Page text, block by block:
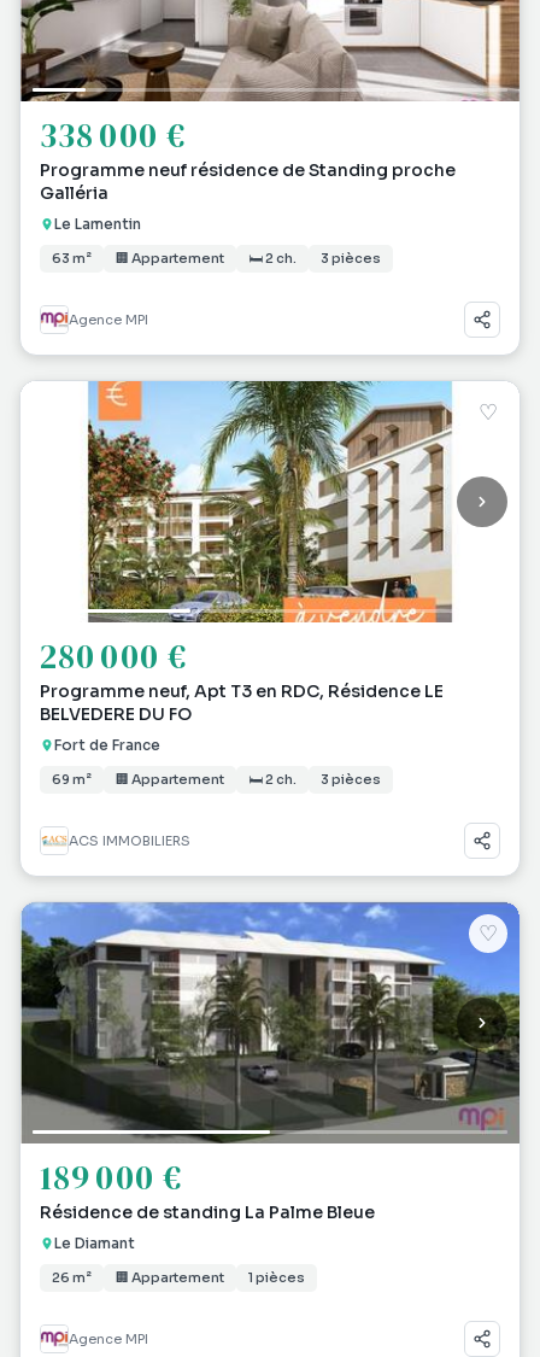
338 000 €
Programme neuf résidence de Standing proche
Galléria
Le Lamentin
63 m² 🏢 Appartement 🛏 2 ch. 3 pièces
Agence MPI
♡
280 000 €
Programme neuf, Apt T3 en RDC, Résidence LE
BELVEDERE DU FO
Fort de France
69 m² 🏢 Appartement 🛏 2 ch. 3 pièces
ACS IMMOBILIERS
♡
189 000 €
Résidence de standing La Palme Bleue
Le Diamant
26 m² 🏢 Appartement 1 pièces
Agence MPI